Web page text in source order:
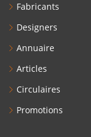
Fabricants
Designers
Annuaire
Articles
Circulaires
Promotions